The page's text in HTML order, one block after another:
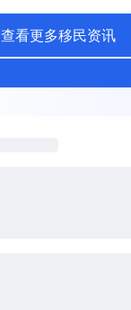
查看更多移民资讯